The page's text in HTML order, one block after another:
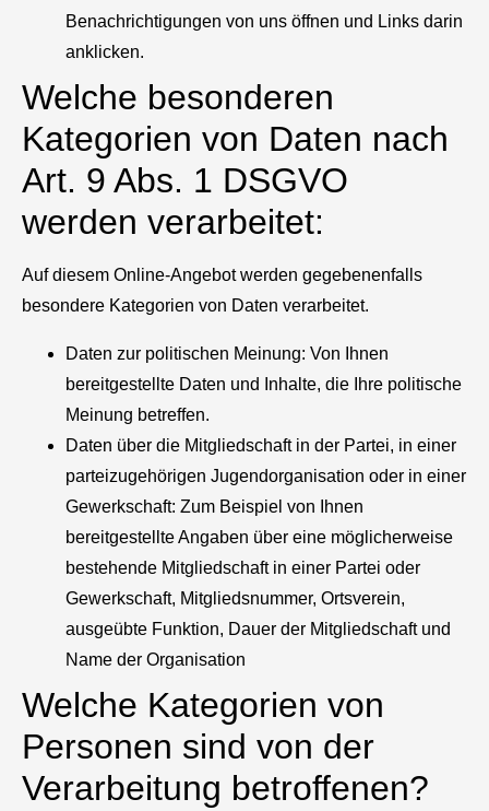
Benachrichtigungen von uns öffnen und Links darin
anklicken.
Welche besonderen
Kategorien von Daten nach
Art. 9 Abs. 1 DSGVO
werden verarbeitet:
Auf diesem Online-Angebot werden gegebenenfalls
besondere Kategorien von Daten verarbeitet.
Daten zur politischen Meinung: Von Ihnen
bereitgestellte Daten und Inhalte, die Ihre politische
Meinung betreffen.
Daten über die Mitgliedschaft in der Partei, in einer
parteizugehörigen Jugendorganisation oder in einer
Gewerkschaft: Zum Beispiel von Ihnen
bereitgestellte Angaben über eine möglicherweise
bestehende Mitgliedschaft in einer Partei oder
Gewerkschaft, Mitgliedsnummer, Ortsverein,
ausgeübte Funktion, Dauer der Mitgliedschaft und
Name der Organisation
Welche Kategorien von
Personen sind von der
Verarbeitung betroffenen?